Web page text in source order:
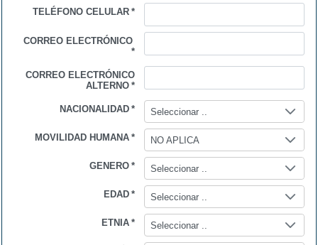
TELÉFONO CELULAR *
CORREO ELECTRÓNICO
*
CORREO ELECTRÓNICO
ALTERNO *
NACIONALIDAD * Seleccionar ..
MOVILIDAD HUMANA * NO APLICA
GENERO * Seleccionar ..
EDAD * Seleccionar ..
ETNIA * Seleccionar ..